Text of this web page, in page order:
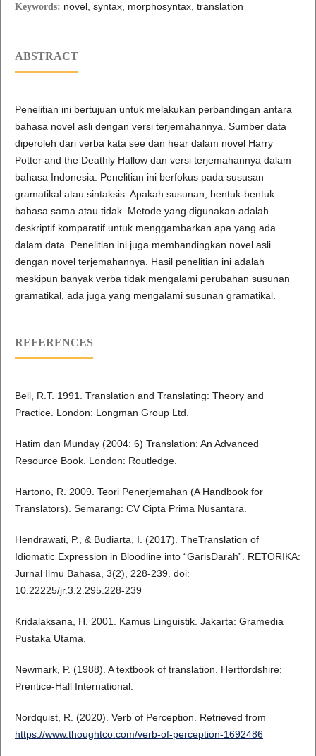
Keywords: novel, syntax, morphosyntax, translation
ABSTRACT
Penelitian ini bertujuan untuk melakukan perbandingan antara
bahasa novel asli dengan versi terjemahannya. Sumber data
diperoleh dari verba kata see dan hear dalam novel Harry
Potter and the Deathly Hallow dan versi terjemahannya dalam
bahasa Indonesia. Penelitian ini berfokus pada sususan
gramatikal atau sintaksis. Apakah susunan, bentuk-bentuk
bahasa sama atau tidak. Metode yang digunakan adalah
deskriptif komparatif untuk menggambarkan apa yang ada
dalam data. Penelitian ini juga membandingkan novel asli
dengan novel terjemahannya. Hasil penelitian ini adalah
meskipun banyak verba tidak mengalami perubahan susunan
gramatikal, ada juga yang mengalami susunan gramatikal.
REFERENCES
Bell, R.T. 1991. Translation and Translating: Theory and
Practice. London: Longman Group Ltd.
Hatim dan Munday (2004: 6) Translation: An Advanced
Resource Book. London: Routledge.
Hartono, R. 2009. Teori Penerjemahan (A Handbook for
Translators). Semarang: CV Cipta Prima Nusantara.
Hendrawati, P., & Budiarta, I. (2017). TheTranslation of
Idiomatic Expression in Bloodline into “GarisDarah”. RETORIKA:
Jurnal Ilmu Bahasa, 3(2), 228-239. doi:
10.22225/jr.3.2.295.228-239
Kridalaksana, H. 2001. Kamus Linguistik. Jakarta: Gramedia
Pustaka Utama.
Newmark, P. (1988). A textbook of translation. Hertfordshire:
Prentice-Hall International.
Nordquist, R. (2020). Verb of Perception. Retrieved from
https://www.thoughtco.com/verb-of-perception-1692486